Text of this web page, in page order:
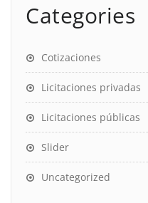
Categories
Cotizaciones
Licitaciones privadas
Licitaciones públicas
Slider
Uncategorized